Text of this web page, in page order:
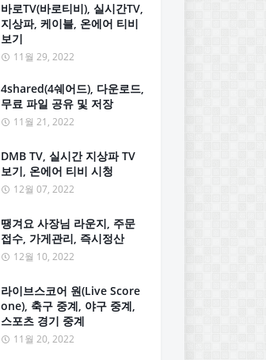
바로TV(바로티비), 실시간TV,
지상파, 케이블, 온에어 티비
보기
11월 29, 2022
4shared(4쉐어드), 다운로드,
무료 파일 공유 및 저장
11월 21, 2022
DMB TV, 실시간 지상파 TV
보기, 온에어 티비 시청
12월 07, 2022
땡겨요 사장님 라운지, 주문
접수, 가게관리, 즉시정산
12월 10, 2022
라이브스코어 원(Live Score
one), 축구 중계, 야구 중계,
스포츠 경기 중계
11월 20, 2022